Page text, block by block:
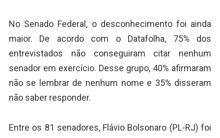
No Senado Federal, o desconhecimento foi ainda
maior. De acordo com o Datafolha, 75% dos
entrevistados não conseguiram citar nenhum
senador em exercício. Desse grupo, 40% afirmaram
não se lembrar de nenhum nome e 35% disseram
não saber responder.
Entre os 81 senadores, Flávio Bolsonaro (PL-RJ) foi